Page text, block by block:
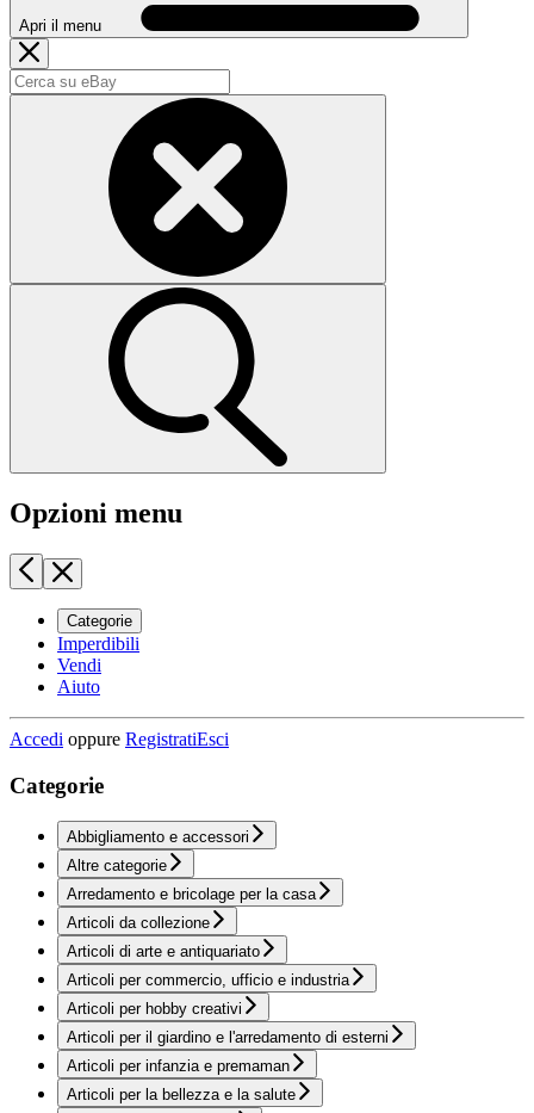
Apri il menu
Opzioni menu
Categorie
Imperdibili
Vendi
Aiuto
Accedi oppure RegistratiEsci
Categorie
Abbigliamento e accessori
Altre categorie
Arredamento e bricolage per la casa
Articoli da collezione
Articoli di arte e antiquariato
Articoli per commercio, ufficio e industria
Articoli per hobby creativi
Articoli per il giardino e l'arredamento di esterni
Articoli per infanzia e premaman
Articoli per la bellezza e la salute